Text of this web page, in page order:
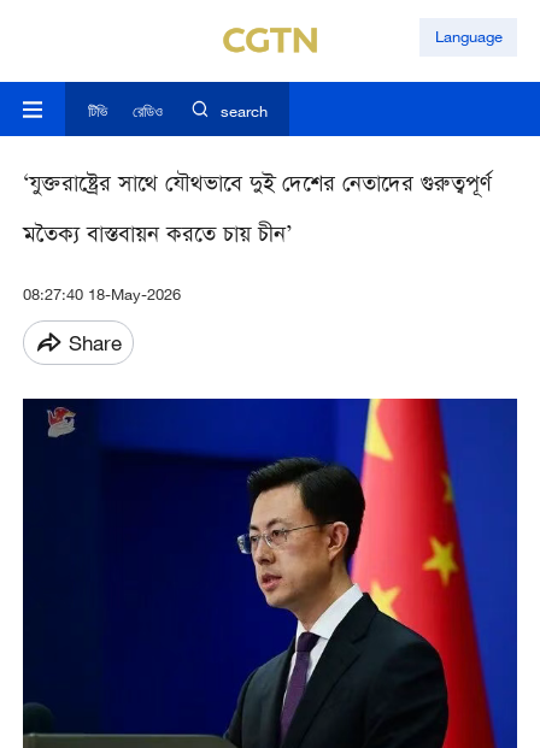
Language
টিভি রেডিও search
‘যুক্তরাষ্ট্রের সাথে যৌথভাবে দুই দেশের নেতাদের গুরুত্বপূর্ণ
মতৈক্য বাস্তবায়ন করতে চায় চীন’
08:27:40 18-May-2026
Share